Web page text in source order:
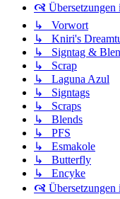
🙧
↳ Vorwort
↳ Kniri's
↳ Signtag &
↳ Scrap
↳ Laguna Azul
↳ Signtags
↳ Scraps
↳ Blends
↳ PFS
↳ Esmakole
↳ Butterfly
↳ Encyke
🙧 Übersetzungen